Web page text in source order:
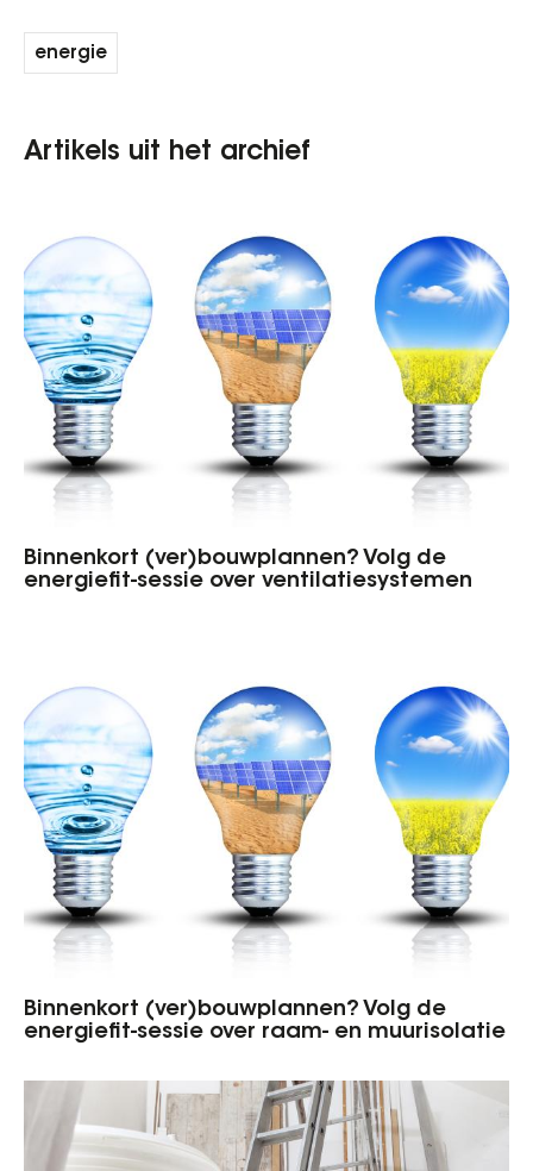
energie
Artikels uit het archief
Binnenkort (ver)bouwplannen? Volg de
energiefit-sessie over ventilatiesystemen
Binnenkort (ver)bouwplannen? Volg de
energiefit-sessie over raam- en muurisolatie